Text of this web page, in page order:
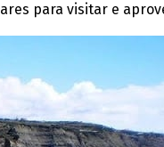
para visitar e